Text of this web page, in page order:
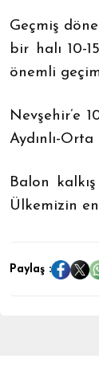
Geçmiş
bir halı 10-
önemli
Nevşehir’e
Aydınlı-
Balon
Ülkemizin
Paylaş :